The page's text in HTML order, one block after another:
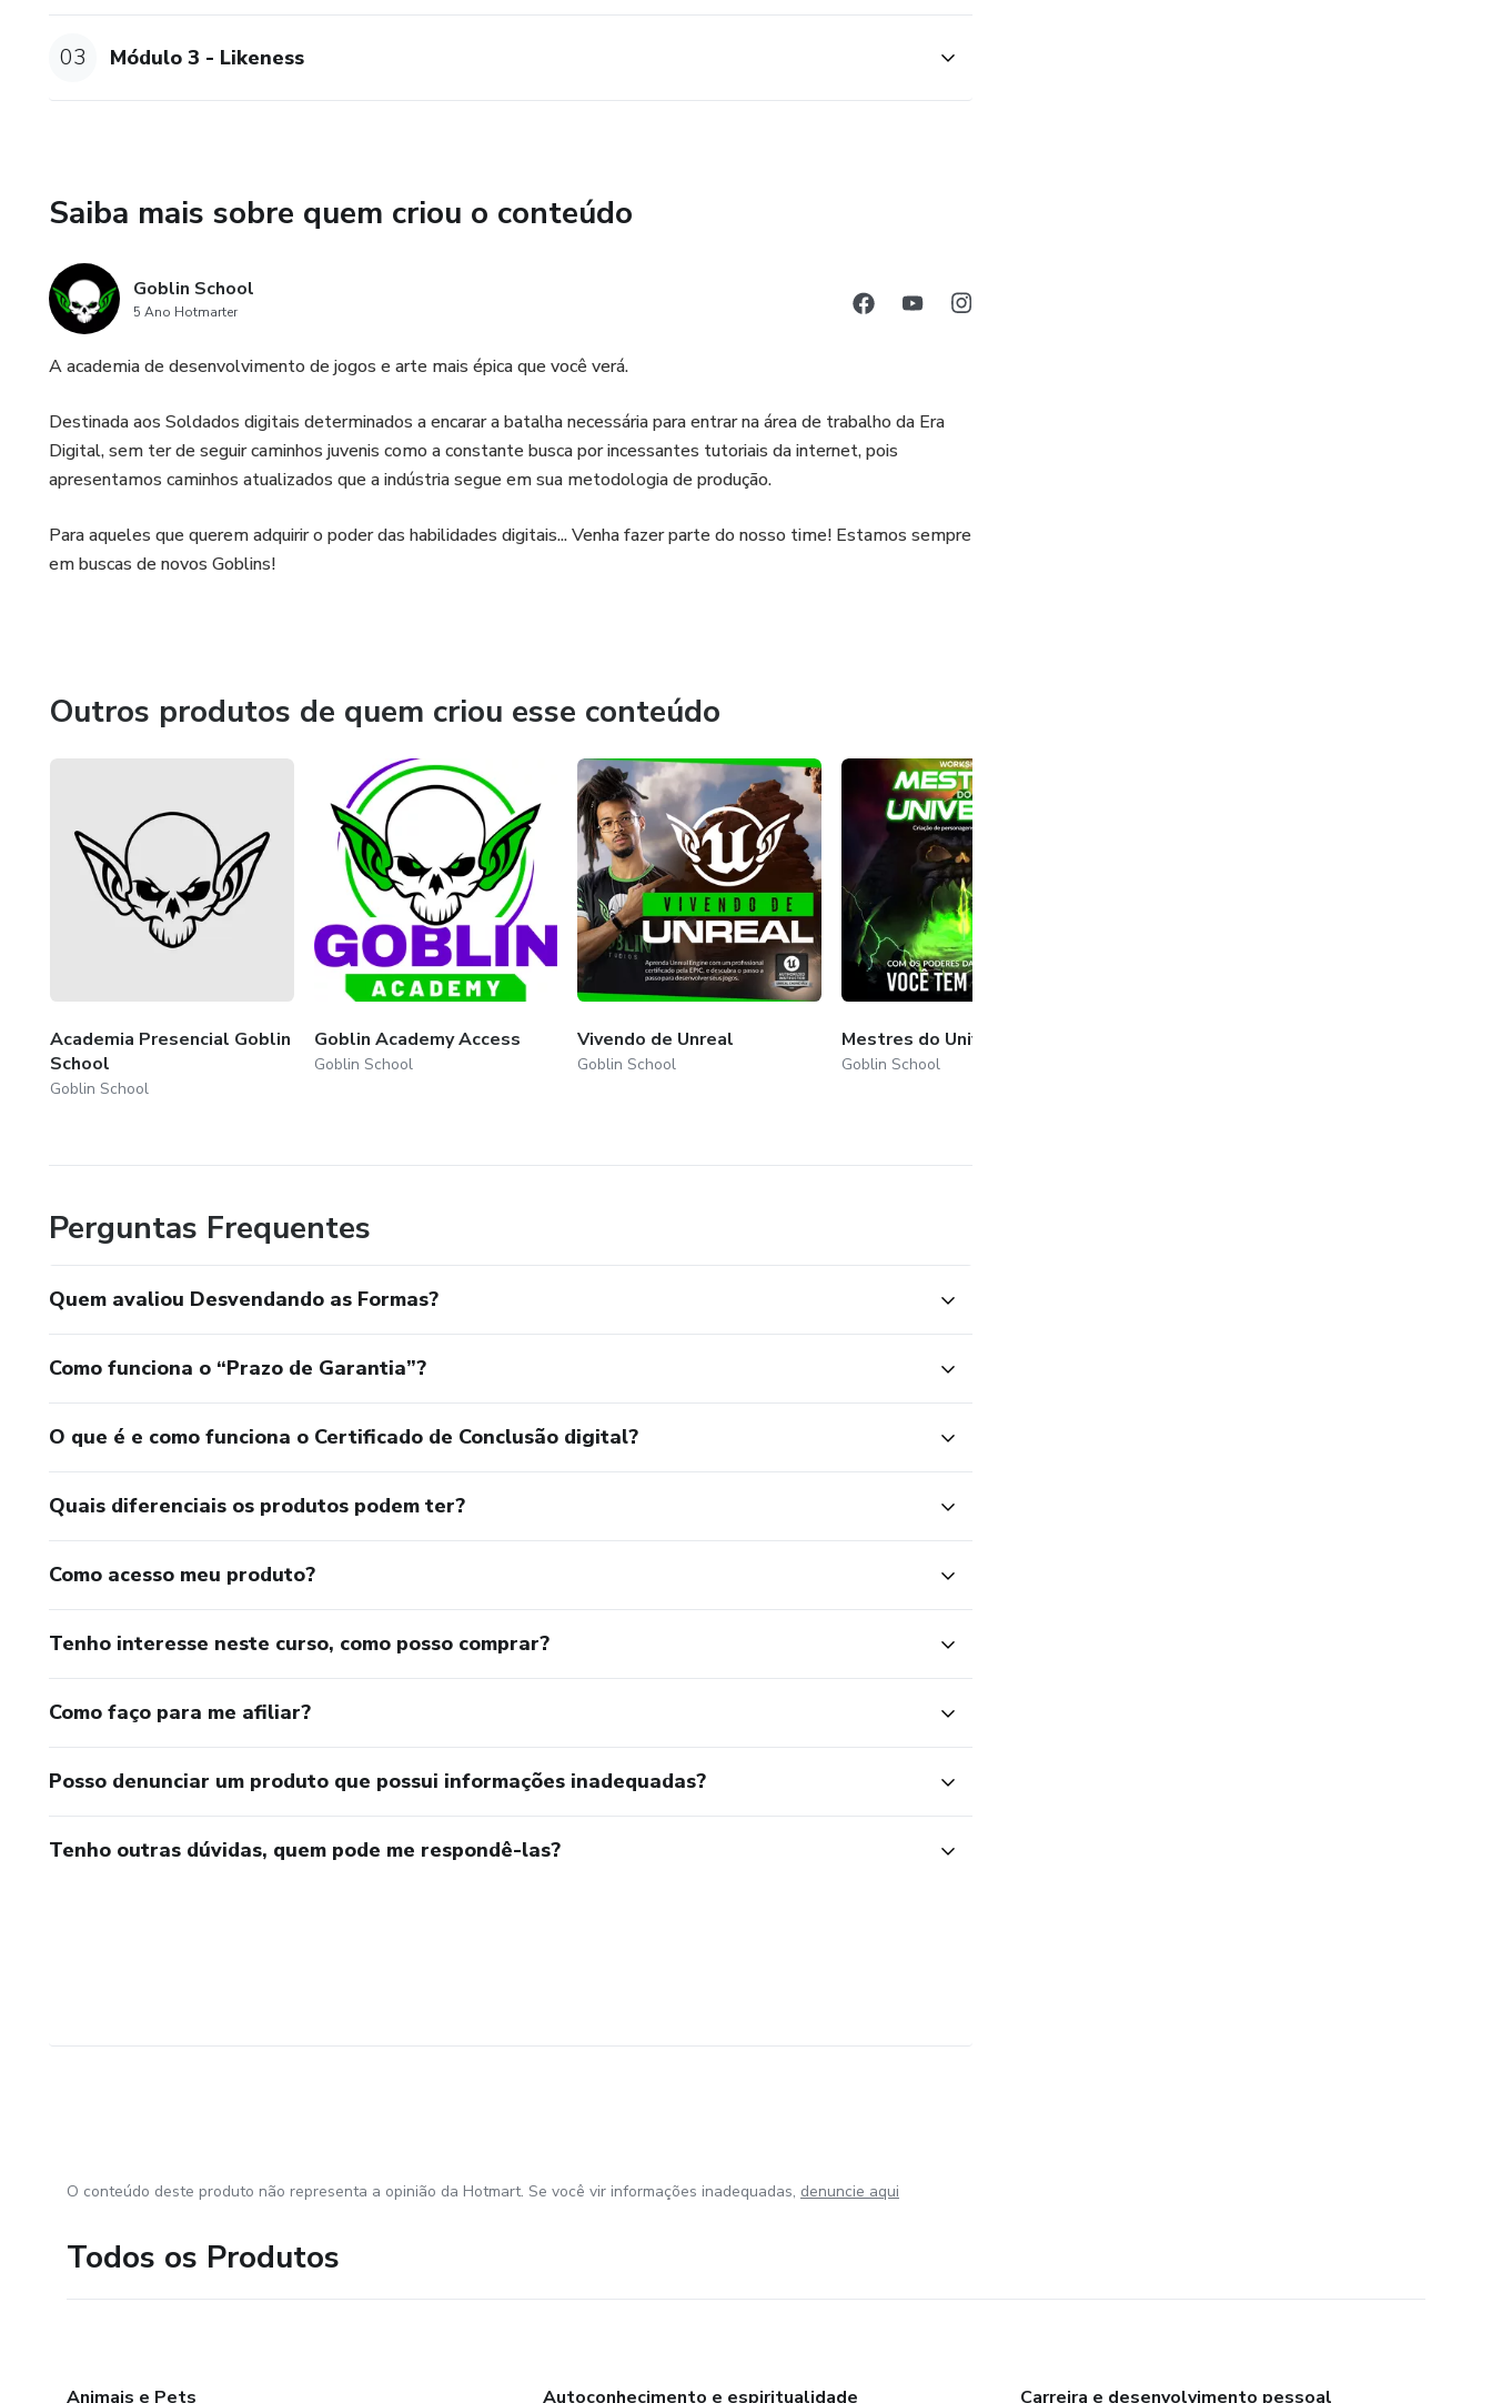
03 Módulo 3 - Likeness
Saiba mais sobre quem criou o conteúdo
Goblin School
5 Ano Hotmarter
A academia de desenvolvimento de jogos e arte mais épica que você verá.
Destinada aos Soldados digitais determinados a encarar a batalha necessária para entrar na área de trabalho da Era
Digital, sem ter de seguir caminhos juvenis como a constante busca por incessantes tutoriais da internet, pois
apresentamos caminhos atualizados que a indústria segue em sua metodologia de produção.
Para aqueles que querem adquirir o poder das habilidades digitais... Venha fazer parte do nosso time! Estamos sempre
em buscas de novos Goblins!
Outros produtos de quem criou esse conteúdo
Academia Presencial Goblin
School
Goblin School
Goblin Academy Access
Goblin School
Vivendo de Unreal
Goblin School
Mestres do Universo
Goblin School
Perguntas Frequentes
Quem avaliou Desvendando as Formas?
Como funciona o “Prazo de Garantia”?
O que é e como funciona o Certificado de Conclusão digital?
Quais diferenciais os produtos podem ter?
Como acesso meu produto?
Tenho interesse neste curso, como posso comprar?
Como faço para me afiliar?
Posso denunciar um produto que possui informações inadequadas?
Tenho outras dúvidas, quem pode me respondê-las?
O conteúdo deste produto não representa a opinião da Hotmart. Se você vir informações inadequadas, denuncie aqui
Todos os Produtos
Animais e Pets Autoconhecimento e espiritualidade Carreira e desenvolvimento pessoal